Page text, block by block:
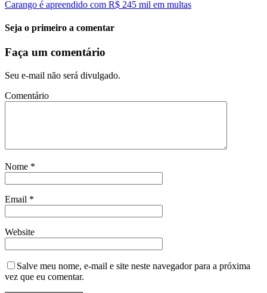
Carango é apreendido com R$ 245 mil em multas
Seja o primeiro a comentar
Faça um comentário
Seu e-mail não será divulgado.
Comentário
Nome *
Email *
Website
Salve meu nome, e-mail e site neste navegador para a próxima
vez que eu comentar.